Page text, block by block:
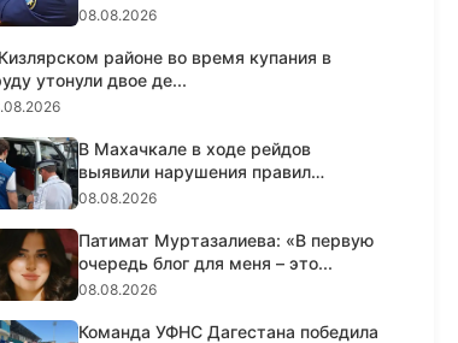
08.08.2026
районе во время купания в
утонули двое де...
В Махачкале в ходе рейдов
выявили нарушения правил
пассажирс...
08.08.2026
Патимат Муртазалиева: «В первую
очередь блог для меня – это...
08.08.2026
Команда УФНС Дагестана победила